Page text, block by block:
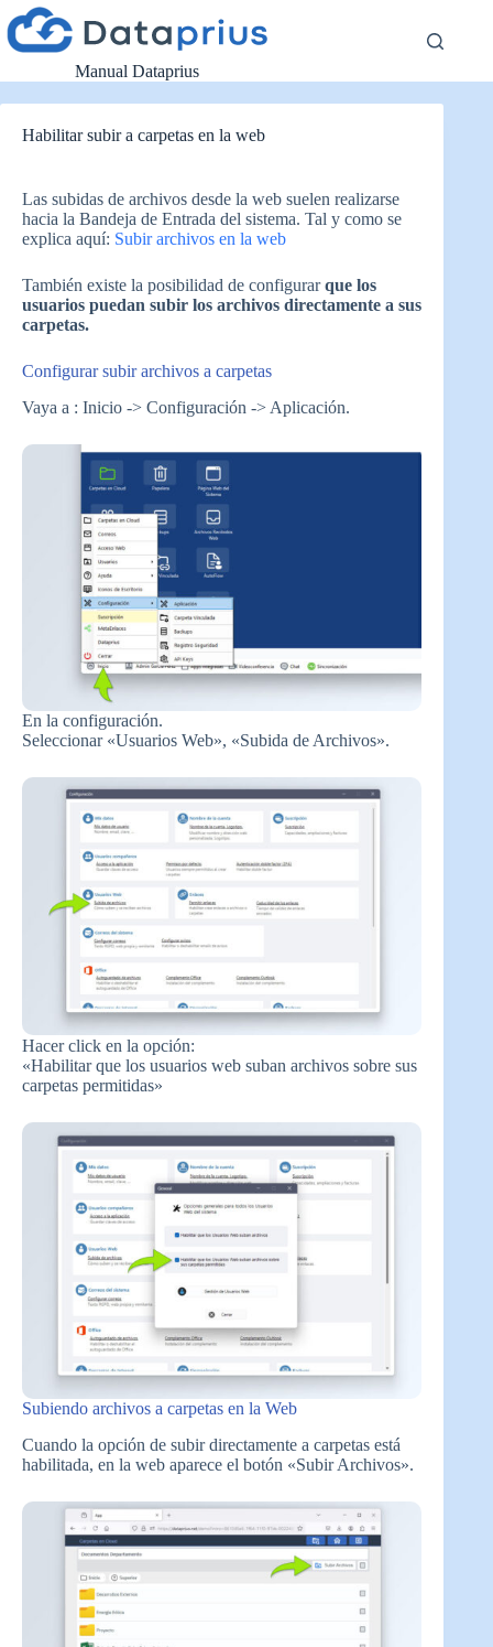
Saltar
al
contenido
Manual Dataprius
Habilitar subir a carpetas en la web
Las subidas de archivos desde la web suelen realizarse
hacia la Bandeja de Entrada del sistema. Tal y como se
explica aquí: Subir archivos en la web
También existe la posibilidad de configurarque los
usuarios puedan subir los archivos directamente a sus
carpetas.
Configurar subir archivos a carpetas
Vaya a : Inicio -> Configuración -> Aplicación.
En la configuración.
Seleccionar «Usuarios Web», «Subida de Archivos».
Hacer click en la opción:
«Habilitar que los usuarios web suban archivos sobre sus
carpetas permitidas»
Subiendo archivos a carpetas en la Web
Cuando la opción de subir directamente a carpetas está
habilitada, en la web aparece el botón «Subir Archivos».